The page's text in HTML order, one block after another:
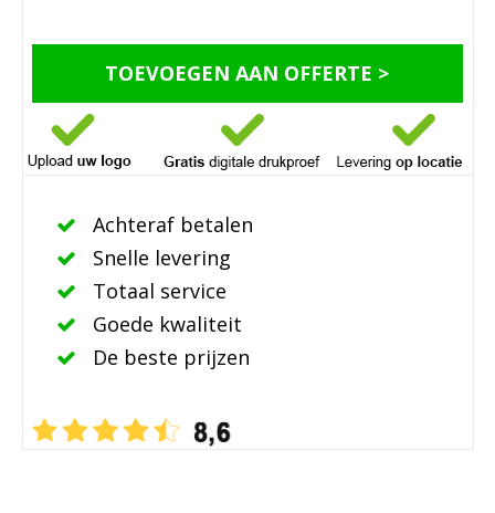
TOEVOEGEN AAN OFFERTE >
Achteraf betalen
Snelle levering
Totaal service
Goede kwaliteit
De beste prijzen